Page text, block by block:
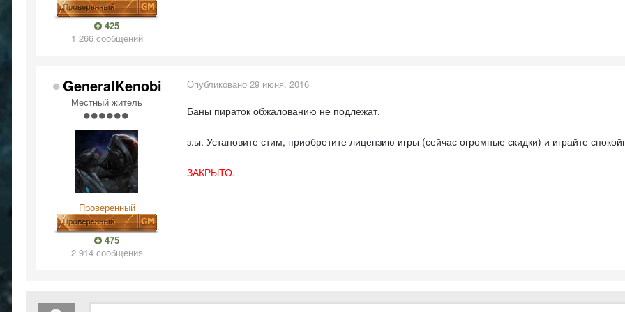
425
1 266 сообщений
GeneralKenobi
Местный житель
Проверенный
475
2 914 сообщения
Опубликовано 29 июня, 2016
Баны пираток обжалованию не подлежат.
з.ы. Установите стим, приобретите лицензию игры (сейчас огромные скидки) и играйте
ЗАКРЫТО.